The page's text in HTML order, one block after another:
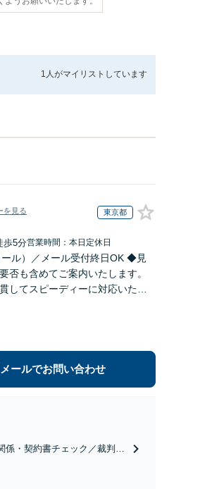
1人がマイリストしています
を見る 東京都
歩5分営業時間：本日定休日
ル）／メール受付終日OK ◆見
否も含めてご案内いたします。
してスピーディーに対応いたし
メールでお問い合わせ
係・契約書チェック／裁判対